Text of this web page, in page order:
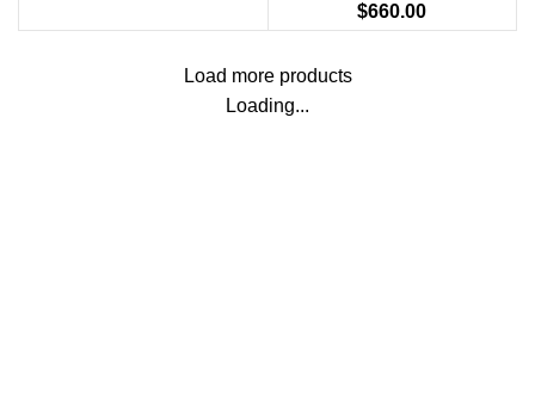
$660.00
Load more products
Loading...